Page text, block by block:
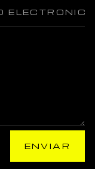
ENVIAR